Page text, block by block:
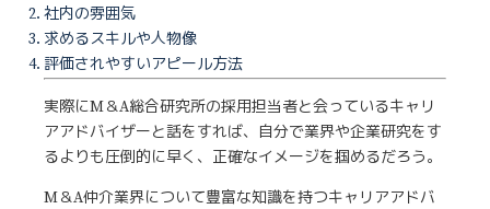
社内の雰囲気
求めるスキルや人物像
評価されやすいアピール方法
実際にM＆A総合研究所の採用担当者と会っているキャリ
アアドバイザーと話をすれば、自分で業界や企業研究をす
るよりも圧倒的に早く、正確なイメージを掴めるだろう。
M＆A仲介業界について豊富な知識を持つキャリアアドバ